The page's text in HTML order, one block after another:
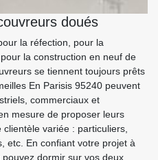
doués
la réfection, pour la
la construction en neuf de
se tiennent toujours prêts
En Parisis 95240 peuvent
commerciaux et
mesure de proposer leurs
variée : particuliers,
etc. En confiant votre projet à
dormir sur vos deux